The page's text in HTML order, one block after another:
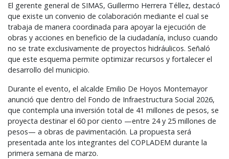
El gerente general de SIMAS, Guillermo Herrera Téllez, destacó
que existe un convenio de colaboración mediante el cual se
trabaja de manera coordinada para apoyar la ejecución de
obras y acciones en beneficio de la ciudadanía, incluso cuando
no se trate exclusivamente de proyectos hidráulicos. Señaló
que este esquema permite optimizar recursos y fortalecer el
desarrollo del municipio.
Durante el evento, el alcalde Emilio De Hoyos Montemayor
anunció que dentro del Fondo de Infraestructura Social 2026,
que contempla una inversión total de 41 millones de pesos, se
proyecta destinar el 60 por ciento —entre 24 y 25 millones de
pesos— a obras de pavimentación. La propuesta será
presentada ante los integrantes del COPLADEM durante la
primera semana de marzo.